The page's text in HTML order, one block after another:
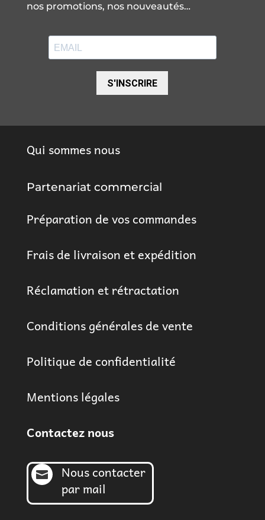
nos promotions, nos nouveautés…
S'INSCRIRE
Qui sommes nous
Partenariat commercial
Préparation de vos commandes
Frais de livraison et expédition
Réclamation et rétractation
Conditions générales de vente
Politique de confidentialité
Mentions légales
Contactez nous

Nous contacter
par mail